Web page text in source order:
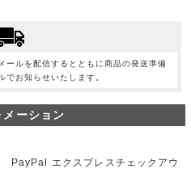
ールを配信するとともに商品の発送準備
でお知らせいたします。
メーション
PayPal エクスプレスチェックアウ